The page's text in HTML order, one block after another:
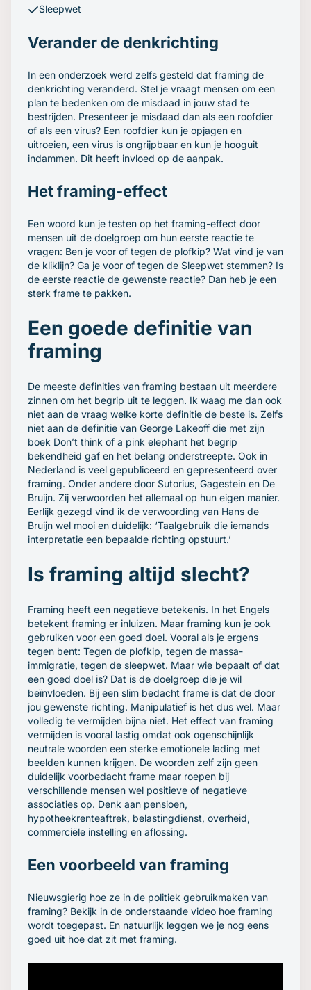
Sleepwet
Verander de denkrichting
In een onderzoek werd zelfs gesteld dat framing de
denkrichting veranderd. Stel je vraagt mensen om een
plan te bedenken om de misdaad in jouw stad te
bestrijden. Presenteer je misdaad dan als een roofdier
of als een virus? Een roofdier kun je opjagen en
uitroeien, een virus is ongrijpbaar en kun je hooguit
indammen. Dit heeft invloed op de aanpak.
Het framing-effect
Een woord kun je testen op het framing-effect door
mensen uit de doelgroep om hun eerste reactie te
vragen: Ben je voor of tegen de plofkip? Wat vind je van
de kliklijn? Ga je voor of tegen de Sleepwet stemmen? Is
de eerste reactie de gewenste reactie? Dan heb je een
sterk frame te pakken.
Een goede definitie van
framing
De meeste definities van framing bestaan uit meerdere
zinnen om het begrip uit te leggen. Ik waag me dan ook
niet aan de vraag welke korte definitie de beste is. Zelfs
niet aan de definitie van George Lakeoff die met zijn
boek Don’t think of a pink elephant het begrip
bekendheid gaf en het belang onderstreepte. Ook in
Nederland is veel gepubliceerd en gepresenteerd over
framing. Onder andere door Sutorius, Gagestein en De
Bruijn. Zij verwoorden het allemaal op hun eigen manier.
Eerlijk gezegd vind ik de verwoording van Hans de
Bruijn wel mooi en duidelijk: ‘Taalgebruik die iemands
interpretatie een bepaalde richting opstuurt.’
Is framing altijd slecht?
Framing heeft een negatieve betekenis. In het Engels
betekent framing er inluizen. Maar framing kun je ook
gebruiken voor een goed doel. Vooral als je ergens
tegen bent: Tegen de plofkip, tegen de massa-
immigratie, tegen de sleepwet. Maar wie bepaalt of dat
een goed doel is? Dat is de doelgroep die je wil
beïnvloeden. Bij een slim bedacht frame is dat de door
jou gewenste richting. Manipulatief is het dus wel. Maar
volledig te vermijden bijna niet. Het effect van framing
vermijden is vooral lastig omdat ook ogenschijnlijk
neutrale woorden een sterke emotionele lading met
beelden kunnen krijgen. De woorden zelf zijn geen
duidelijk voorbedacht frame maar roepen bij
verschillende mensen wel positieve of negatieve
associaties op. Denk aan pensioen,
hypotheekrenteaftrek, belastingdienst, overheid,
commerciële instelling en aflossing.
Een voorbeeld van framing
Nieuwsgierig hoe ze in de politiek gebruikmaken van
framing? Bekijk in de onderstaande video hoe framing
wordt toegepast. En natuurlijk leggen we je nog eens
goed uit hoe dat zit met framing.